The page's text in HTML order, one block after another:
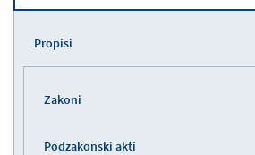
Propisi
Zakoni
Podzakonski akti